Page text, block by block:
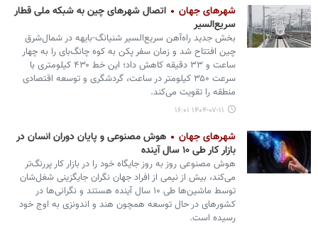
شهرهای جهان
اتصال شهرهای چین به شبکه ملی قطار
سریع‌السیر
بخش جدید راه‌آهن سریع‌السیر شنیانگ-بایهه در شمال‌شرق
چین افتتاح شد و زمان سفر پکن به کوه چانگ‌بای را به چهار
ساعت و ۳۳ دقیقه کاهش داد؛ این خط ۴۳۰ کیلومتری با
سرعت ۳۵۰ کیلومتر در ساعت، گردشگری و توسعه اقتصادی
منطقه را تقویت می‌کند.
۱۴۰۴-۰۷-۱۱ ۱۶:۰۱
شهرهای جهان
هوش مصنوعی و پایان دوران انسان در
بازار کار طی ۱۰ سال آینده
هوش مصنوعی روز به روز جایگاه خود را در بازار کار پررنگ‌تر
می‌کند، بیش از نیمی از افراد جهان نگران جایگزینی شغل‌شان
توسط ماشین‌ها طی ۱۰ سال آینده هستند و نگرانی‌ها در
کشورهای در حال توسعه همچون هند و اندونزی به اوج خود
رسیده است.